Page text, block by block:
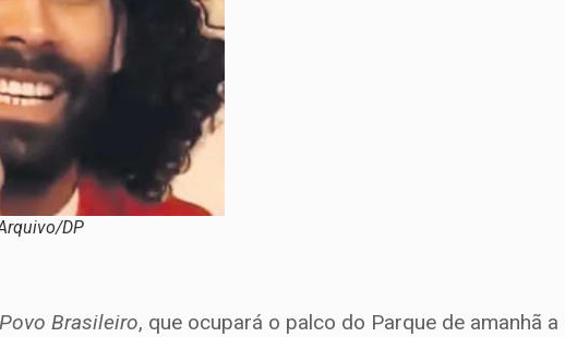
DP
Brasileiro, que ocupará o palco do Parque de amanhã a